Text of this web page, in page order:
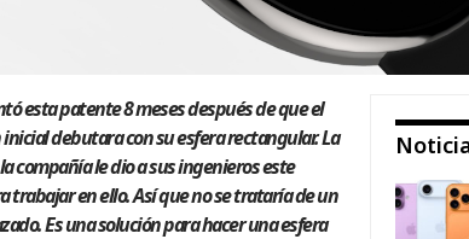
esta patente 8 meses después de que el
inicial debutara con su esfera rectangular.La
compañía le dio a sus ingenieros este
trabajar en ello. Así que no se trataría de un
Es una solución para hacer una esfera